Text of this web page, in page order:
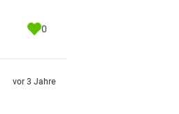
0
vor 3 Jahre